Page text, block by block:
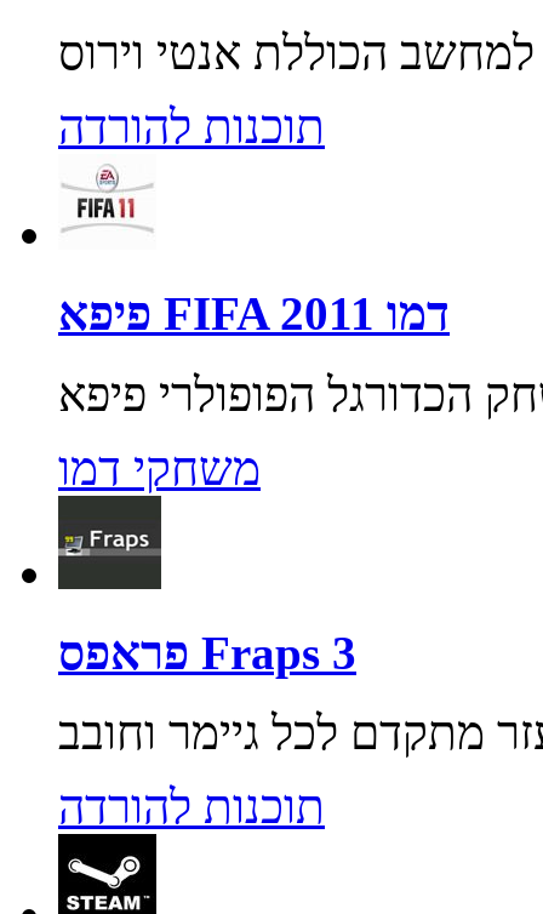
תוכנות להורדה
פיפא FIFA 2011 דמו
משחקי דמו
פראפס Fraps 3
תוכנות להורדה